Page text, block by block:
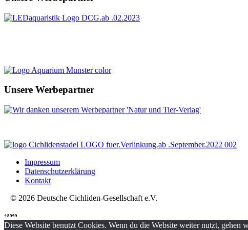
Unsere Werbepartner
Impressum
Datenschutzerklärung
Kontakt
© 2026 Deutsche Cichliden-Gesellschaft e.V.
Diese Website benutzt Cookies. Wenn du die Website weiter nutzt, gehen